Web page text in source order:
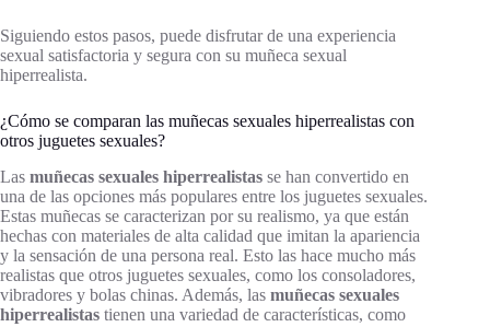
Siguiendo estos pasos, puede disfrutar de una experiencia
sexual satisfactoria y segura con su muñeca sexual
hiperrealista.
¿Cómo se comparan las muñecas sexuales hiperrealistas con
otros juguetes sexuales?
Las muñecas sexuales hiperrealistas se han convertido en
una de las opciones más populares entre los juguetes sexuales.
Estas muñecas se caracterizan por su realismo, ya que están
hechas con materiales de alta calidad que imitan la apariencia
y la sensación de una persona real. Esto las hace mucho más
realistas que otros juguetes sexuales, como los consoladores,
vibradores y bolas chinas. Además, las muñecas sexuales
hiperrealistas tienen una variedad de características, como